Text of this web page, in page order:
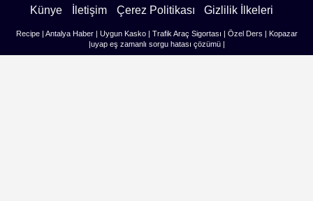
Künye İletişim Çerez Politikası Gizlilik İlkeleri
Recipe| Antalya Haber| Uygun Kasko| Trafik Araç Sigortası | Özel Ders | Kopazar
|uyap eş zamanlı sorgu hatası çözümü|